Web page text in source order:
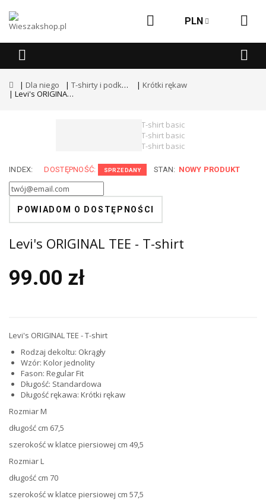
PLN
Dla niego T-shirty i podkoszulki
Krótki rękaw
Levi's ORIGINAL TEE - T-shirt
INDEX: DOSTĘPNOŚĆ: SPRZEDANY STAN: NOWY PRODUKT
POWIADOM O DOSTĘPNOŚCI
Levi's ORIGINAL TEE - T-shirt
99.00 zł
Levi's ORIGINAL TEE - T-shirt
Rodzaj dekoltu: Okrągły
Wzór: Kolor jednolity
Fason: Regular Fit
Długość: Standardowa
Długość rękawa: Krótki rękaw
Rozmiar M
długość cm 67,5
szerokość w klatce piersiowej cm 49,5
Rozmiar L
długość cm 70
szerokość w klatce piersiowej cm 57,5